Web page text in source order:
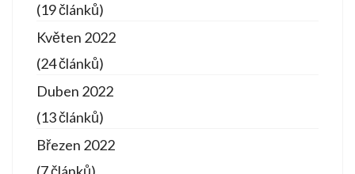
(19 článků)
Květen 2022
(24 článků)
Duben 2022
(13 článků)
Březen 2022